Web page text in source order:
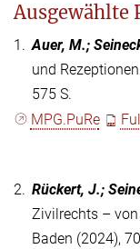
Ausgewählte
1. Auer, M.;
und
575 S.
MPG.PuRe
Full
2. Rückert, J.;
Zivilrechts – von
Baden (2024),